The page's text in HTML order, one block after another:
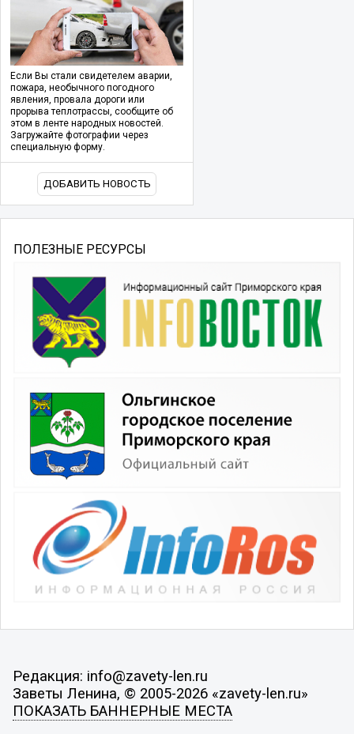
Если Вы стали свидетелем аварии,
пожара, необычного погодного
явления, провала дороги или
прорыва теплотрассы, сообщите об
этом в ленте народных новостей.
Загружайте фотографии через
специальную форму.
ДОБАВИТЬ НОВОСТЬ
ПОЛЕЗНЫЕ РЕСУРСЫ
Редакция: info@zavety-len.ru
Заветы Ленина, © 2005-2026 «zavety-len.ru»
ПОКАЗАТЬ БАННЕРНЫЕ МЕСТА